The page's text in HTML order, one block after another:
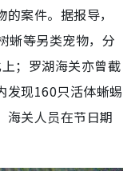
案件。据报导，
蜥等另类宠物，分
；罗湖海关亦曾截
发现160只活体蜥蜴
海关人员在节日期